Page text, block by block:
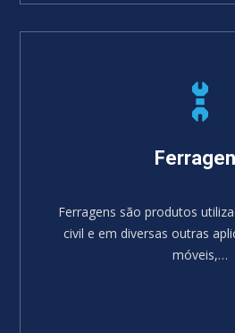
Ferragens são produtos
civil e em diversas outras
móveis,…